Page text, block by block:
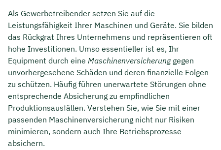
Als Gewerbetreibender setzen Sie auf die
Leistungsfähigkeit Ihrer Maschinen und Geräte. Sie bilden
das Rückgrat Ihres Unternehmens und repräsentieren oft
hohe Investitionen. Umso essentieller ist es, Ihr
Equipment durch eine Maschinenversicherunggegen
unvorhergesehene Schäden und deren finanzielle Folgen
zu schützen. Häufig führen unerwartete Störungen ohne
entsprechende Absicherung zu empfindlichen
Produktionsausfällen. Verstehen Sie, wie Sie mit einer
passenden Maschinenversicherung nicht nur Risiken
minimieren, sondern auch Ihre Betriebsprozesse
absichern.